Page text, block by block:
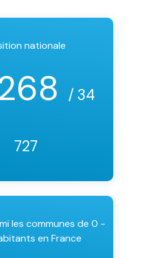
nationale
/ 34
727
les communes de 0 -
en France